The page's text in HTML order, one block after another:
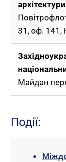
архітектури
31, оф. 141,
Майдан
Події: